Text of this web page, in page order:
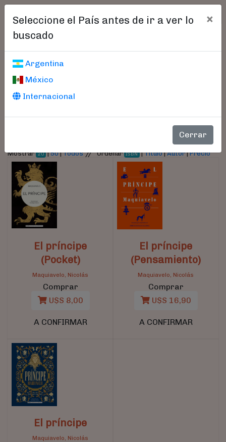
Seleccione el País antes de ir a ver lo
buscado
×
Argentina
México
Internacional
Cerrar
Libros encontrados
Parámetros
Mostrar 20 |50|Todos//Ordenar ISBN |Título|Autor|Precio
El príncipe
(Pocket)
Maquiavelo, Nicolás
Comprar
U$S 8,00
A CONFIRMAR
El príncipe
(Pensamiento)
Maquiavelo, Nicolás
Comprar
U$S 16,90
A CONFIRMAR
El príncipe
Maquiavelo, Nicolás